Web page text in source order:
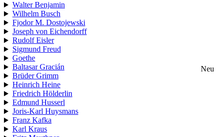
Walter Benjamin
Wilhelm Busch
Fjodor M. Dostojewski
Joseph von Eichendorff
Rudolf Eisler
Sigmund Freud
Goethe
Baltasar Gracián
Neu
Brüder Grimm
Heinrich Heine
Friedrich Hölderlin
Edmund Husserl
Joris-Karl Huysmans
Franz Kafka
Karl Kraus